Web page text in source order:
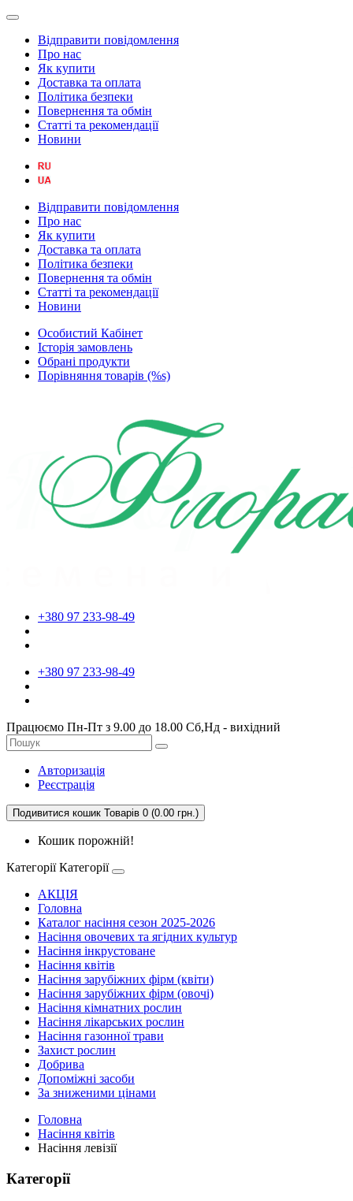
Відправити повідомлення
Про нас
Як купити
Доставка та оплата
Політика безпеки
Повернення та обмін
Статті та рекомендації
Новини
Відправити повідомлення
Про нас
Як купити
Доставка та оплата
Політика безпеки
Повернення та обмін
Статті та рекомендації
Новини
Особистий Кабінет
Історія замовлень
Обрані продукти
Порівняння товарів (%s)
+380 97 233-98-49
+380 97 233-98-49
Працюємо Пн-Пт з 9.00 до 18.00 Сб,Нд - вихідний
Авторизація
Реєстрація
Подивитися кошик Товарів 0 (0.00 грн.)
Кошик порожній!
Категорії Категорії
АКЦІЯ
Головна
Каталог насіння сезон 2025-2026
Насіння овочевих та ягідних культур
Насіння інкрустоване
Насіння квітів
Насіння зарубіжних фірм (квіти)
Насіння зарубіжних фірм (овочі)
Насіння кімнатних рослин
Насіння лікарських рослин
Насіння газонної трави
Захист рослин
Добрива
Допоміжні засоби
За зниженими цінами
Головна
Насіння квітів
Насіння левізії
Категорії